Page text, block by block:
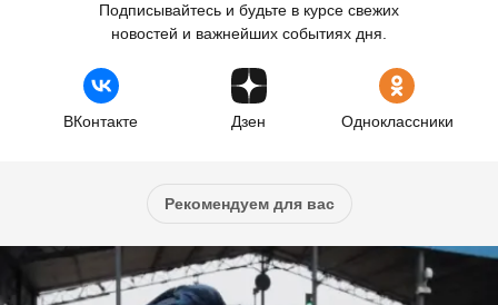
Подписывайтесь и будьте в курсе свежих
новостей и важнейших событиях дня.
ВКонтакте Дзен Одноклассники
Рекомендуем для вас